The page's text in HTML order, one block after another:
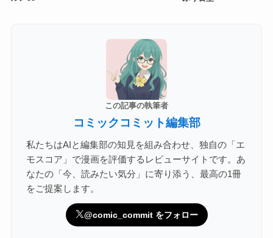
この記事の執筆者
コミックコミット編集部
私たちはAIと編集部の知見を組み合わせ、独自の「エ
モスコア」で漫画を評価するレビューサイトです。あ
なたの「今、読みたい気分」に寄り添う、最高の1冊
をご提案します。
@comic_commit をフォロー